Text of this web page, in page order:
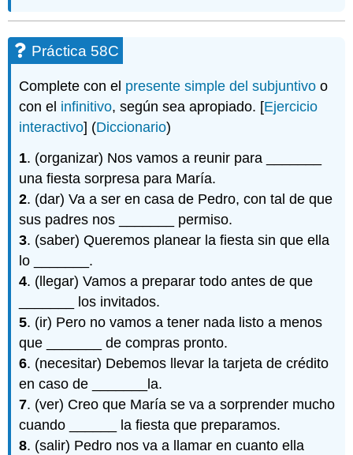
Práctica 58C
Complete con el presente simple del subjuntivo o
con el infinitivo, según sea apropiado. [Ejercicio
interactivo] (Diccionario)
1. (organizar) Nos vamos a reunir para _______
una fiesta sorpresa para María.
2. (dar) Va a ser en casa de Pedro, con tal de que
sus padres nos _______ permiso.
3. (saber) Queremos planear la fiesta sin que ella
lo _______.
4. (llegar) Vamos a preparar todo antes de que
_______ los invitados.
5. (ir) Pero no vamos a tener nada listo a menos
que _______ de compras pronto.
6. (necesitar) Debemos llevar la tarjeta de crédito
en caso de _______la.
7. (ver) Creo que María se va a sorprender mucho
cuando ______ la fiesta que preparamos.
8. (salir) Pedro nos va a llamar en cuanto ella